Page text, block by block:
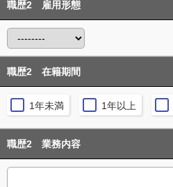
職歴2 雇用形態
職歴2 在籍期間
1年未満 1年以上
職歴2 業務内容